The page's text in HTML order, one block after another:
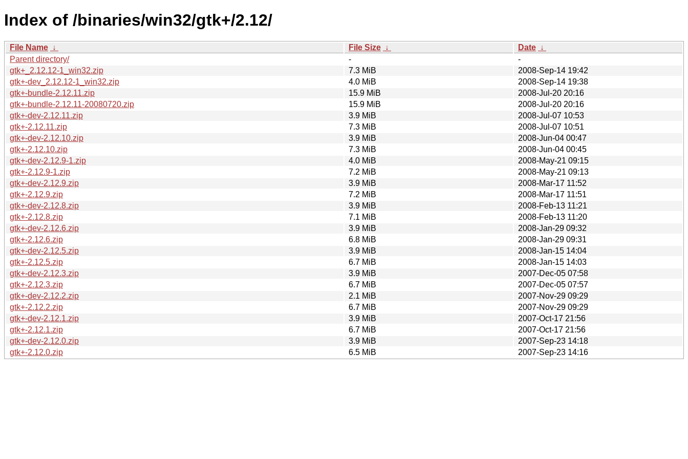
Index of /binaries/win32/gtk+/2.12/
File Name ↓ File Size ↓ Date ↓
Parent directory/
-
-
gtk+_2.12.12-1_win32.zip
7.3 MiB
2008-Sep-14 19:42
gtk+-dev_2.12.12-1_win32.zip
4.0 MiB
2008-Sep-14 19:38
gtk+-bundle-2.12.11.zip
15.9 MiB
2008-Jul-20 20:16
gtk+-bundle-2.12.11-20080720.zip
15.9 MiB
2008-Jul-20 20:16
gtk+-dev-2.12.11.zip
3.9 MiB
2008-Jul-07 10:53
gtk+-2.12.11.zip
7.3 MiB
2008-Jul-07 10:51
gtk+-dev-2.12.10.zip
3.9 MiB
2008-Jun-04 00:47
gtk+-2.12.10.zip
7.3 MiB
2008-Jun-04 00:45
gtk+-dev-2.12.9-1.zip
4.0 MiB
2008-May-21 09:15
gtk+-2.12.9-1.zip
7.2 MiB
2008-May-21 09:13
gtk+-dev-2.12.9.zip
3.9 MiB
2008-Mar-17 11:52
gtk+-2.12.9.zip
7.2 MiB
2008-Mar-17 11:51
gtk+-dev-2.12.8.zip
3.9 MiB
2008-Feb-13 11:21
gtk+-2.12.8.zip
7.1 MiB
2008-Feb-13 11:20
gtk+-dev-2.12.6.zip
3.9 MiB
2008-Jan-29 09:32
gtk+-2.12.6.zip
6.8 MiB
2008-Jan-29 09:31
gtk+-dev-2.12.5.zip
3.9 MiB
2008-Jan-15 14:04
gtk+-2.12.5.zip
6.7 MiB
2008-Jan-15 14:03
gtk+-dev-2.12.3.zip
3.9 MiB
2007-Dec-05 07:58
gtk+-2.12.3.zip
6.7 MiB
2007-Dec-05 07:57
gtk+-dev-2.12.2.zip
2.1 MiB
2007-Nov-29 09:29
gtk+-2.12.2.zip
6.7 MiB
2007-Nov-29 09:29
gtk+-dev-2.12.1.zip
3.9 MiB
2007-Oct-17 21:56
gtk+-2.12.1.zip
6.7 MiB
2007-Oct-17 21:56
gtk+-dev-2.12.0.zip
3.9 MiB
2007-Sep-23 14:18
gtk+-2.12.0.zip
6.5 MiB 2007-Sep-23 14:16